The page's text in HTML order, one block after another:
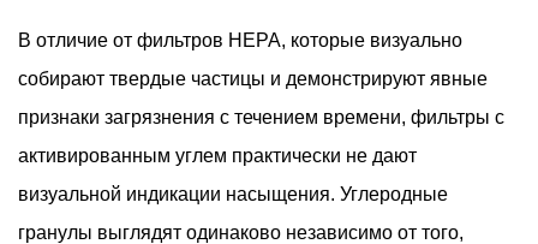
В отличие от фильтров HEPA, которые визуально
собирают твердые частицы и демонстрируют явные
признаки загрязнения с течением времени, фильтры с
активированным углем практически не дают
визуальной индикации насыщения. Углеродные
гранулы выглядят одинаково независимо от того,